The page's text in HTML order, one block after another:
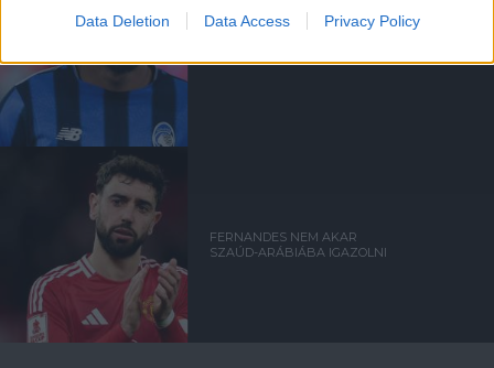
Data Deletion Data Access Privacy Policy
FERNANDES NEM AKAR
SZAÚD-ARÁBIÁBA IGAZOLNI